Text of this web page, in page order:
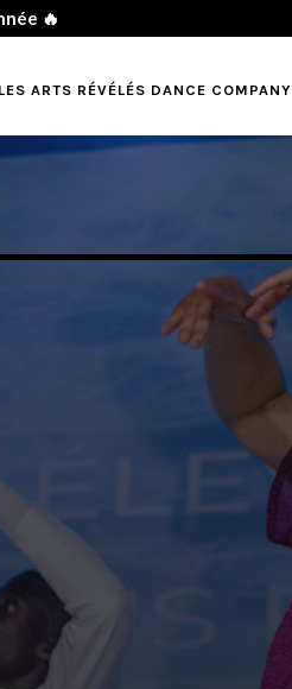
LES ARTS RÉVÉLÉS DANCE COMPANY